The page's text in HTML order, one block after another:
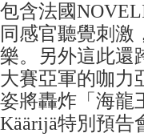
包含法國
同感官聽覺刺激
樂。另外這此還
大賽亞軍的咖力
姿將轟炸「海龍
Käärijä特別預告